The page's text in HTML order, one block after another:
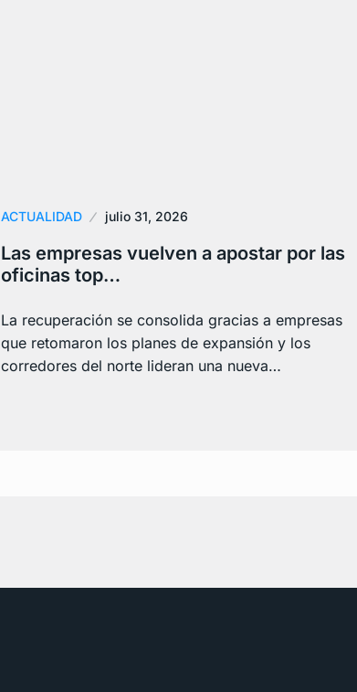
ACTUALIDAD julio 31, 2026
Las empresas vuelven a apostar por las
oficinas top…
La recuperación se consolida gracias a empresas
que retomaron los planes de expansión y los
corredores del norte lideran una nueva…